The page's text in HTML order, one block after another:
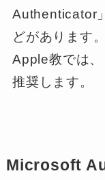
Authenticator
どがあります。
Apple教では
推奨します。
Microsoft